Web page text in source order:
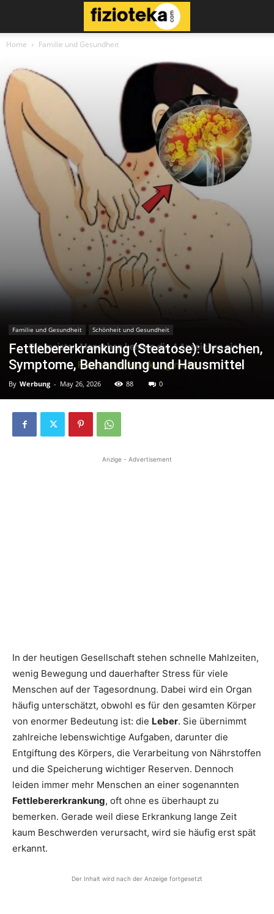
Home Familie und Gesundheit
Familie und Gesundheit Schönheit und Gesundheit
Fettlebererkrankung (Steatose): Ursachen,
Symptome, Behandlung und Hausmittel
By Werbung - May 26, 2026 88 0
Anzige - Advertisement
In der heutigen Gesellschaft stehen schnelle Mahlzeiten,
wenig Bewegung und dauerhafter Stress für viele
Menschen auf der Tagesordnung. Dabei wird ein Organ
häufig unterschätzt, obwohl es für den gesamten Körper
von enormer Bedeutung ist: die Leber. Sie übernimmt
zahlreiche lebenswichtige Aufgaben, darunter die
Entgiftung des Körpers, die Verarbeitung von Nährstoffen
und die Speicherung wichtiger Reserven. Dennoch
leiden immer mehr Menschen an einer sogenannten
Fettlebererkrankung, oft ohne es überhaupt zu
bemerken. Gerade weil diese Erkrankung lange Zeit
kaum Beschwerden verursacht, wird sie häufig erst spät
erkannt.
Der Inhalt wird nach der Anzeige fortgesetzt